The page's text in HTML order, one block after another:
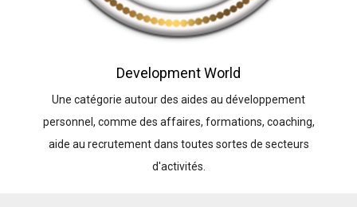
Development World
Une catégorie autour des aides au développement
personnel, comme des affaires, formations, coaching,
aide au recrutement dans toutes sortes de secteurs
d'activités.